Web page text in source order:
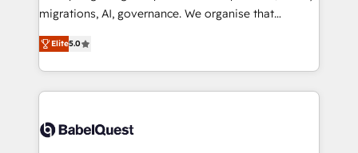
integrations across your full tech stack. - Custom
- Dashboards, lifecycle campaigns, and lead
nurturing sequences. - Cross-hub setup across
scalable retainers. Let’s make HubSpot your most
powerful growth engine. Built to convert, scale, and
migrations, AI, governance. We organise that
complexity, so your team can put HubSpot to work...
Welcome to our Profile! We help with: • CRM
implementation, reports, workflows, and team
training • CRM migration from Salesforce, Pipedrive,
custom API integrations • AI governance for
Elite5.0